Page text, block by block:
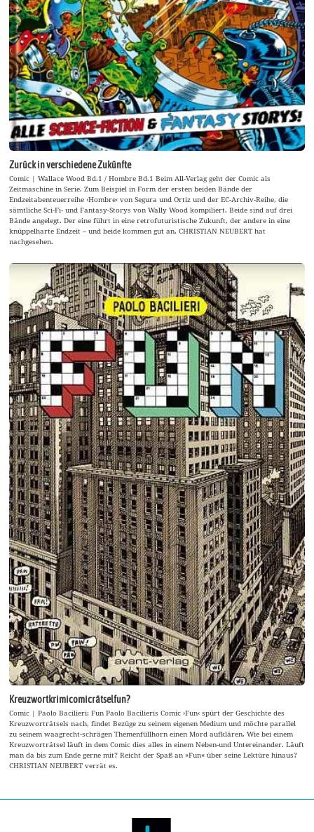
Zurück in verschiedene Zukünfte
Comic | Wallace Wood Bd.1 / Hombre Bd.1 Beim All-Verlag geht der Comic als
Zeitmaschine in Serie. Zum Beispiel in Form der ersten beiden Bände der
Endzeitabenteuerreihe ›Hombre‹ von Segura und Ortiz und der EC-Archiv-Reihe, die
sämtliche Sci-Fi- und Fantasy-Storys von Wally Wood kompiliert. Beide sind auf drei
Bände angelegt. Der eine führt in eine retrofuturistische Zukunft, der andere in eine
knüppelharte Endzeit – und beide kommen gut an. CHRISTIAN NEUBERT hat
nachgesehen.
Kreuzwortkrimicomicrätselfun?
Comic | Paolo Bacilieri: Fun Paolo Bacilieris Comic ›Fun‹ spürt der Geschichte des
Kreuzworträtsels nach, findet Bezüge zu seinem eigenen Medium und möchte parallel
zu seinem waagrecht-schrägen Themenfüllhorn einen Mord aufklären. Wie bei einem
Kreuzworträtsel läuft in dem Comic dies alles in einem Neben-und Untereinander. Läuft
man da bis zum Ende gerne mit? Reicht der Spaß an »Fun« über seine Lektüre hinaus?
CHRISTIAN NEUBERT verrät es.